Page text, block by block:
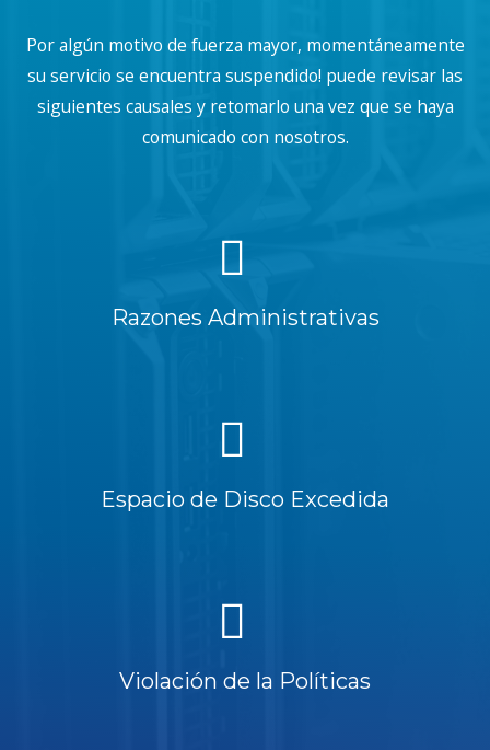
Por algún motivo de fuerza mayor, momentáneamente
su servicio se encuentra suspendido! puede revisar las
siguientes causales y retomarlo una vez que se haya
comunicado con nosotros.
Razones Administrativas
Espacio de Disco Excedida
Violación de la Políticas